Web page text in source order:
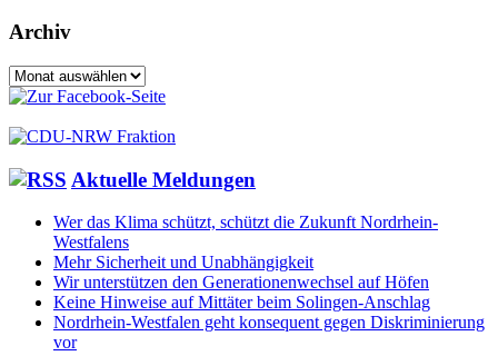
Archiv
Archiv
Aktuelle Meldungen
Wer das Klima schützt, schützt die Zukunft Nordrhein-
Westfalens
Mehr Sicherheit und Unabhängigkeit
Wir unterstützen den Generationenwechsel auf Höfen
Keine Hinweise auf Mittäter beim Solingen-Anschlag
Nordrhein-Westfalen geht konsequent gegen Diskriminierung
vor